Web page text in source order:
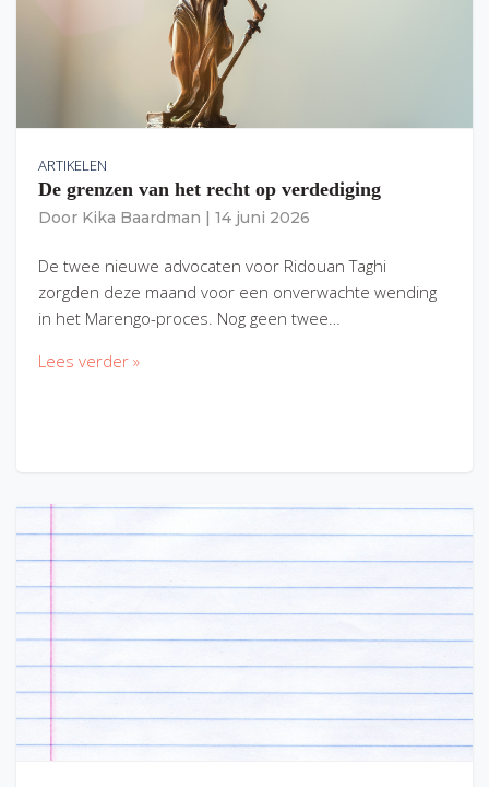
ARTIKELEN
De grenzen van het recht op verdediging
Door Kika Baardman 14 juni 2026
De twee nieuwe advocaten voor Ridouan Taghi
zorgden deze maand voor een onverwachte wending
in het Marengo-proces. Nog geen twee…
Lees verder »